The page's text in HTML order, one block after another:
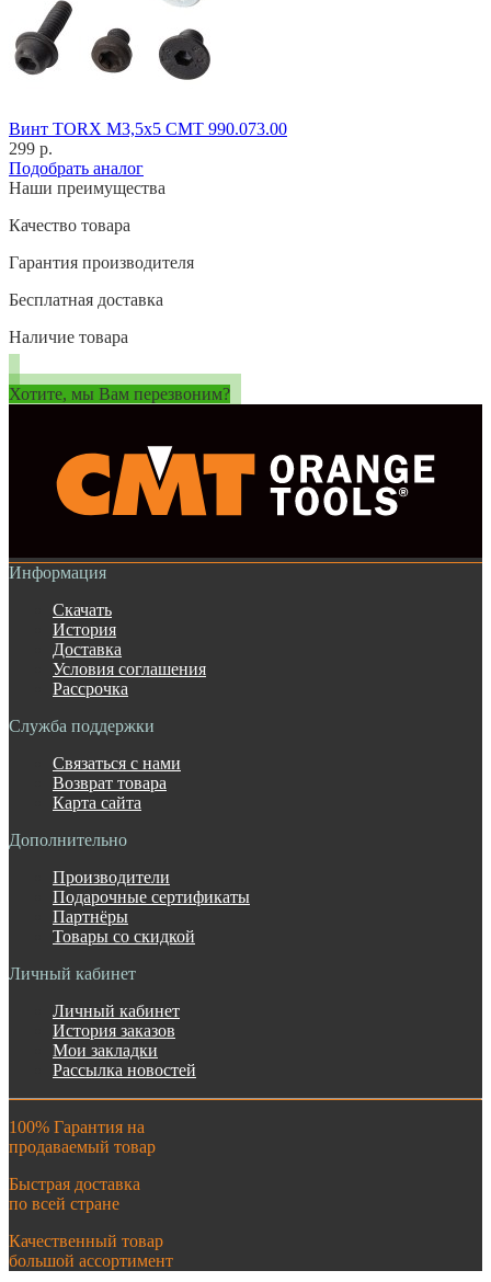
Винт TORX M3,5x5 CMT 990.073.00
299 р.
Подобрать аналог
Наши преимущества
Качество товара
Гарантия производителя
Бесплатная доставка
Наличие товара
Хотите, мы Вам перезвоним?
Информация
Скачать
История
Доставка
Условия соглашения
Рассрочка
Служба поддержки
Связаться с нами
Возврат товара
Карта сайта
Дополнительно
Производители
Подарочные сертификаты
Партнёры
Товары со скидкой
Личный кабинет
Личный кабинет
История заказов
Мои закладки
Рассылка новостей
100% Гарантия на
продаваемый товар
Быстрая доставка
по всей стране
Качественный товар
большой ассортимент